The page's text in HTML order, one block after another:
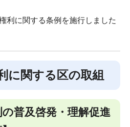
利に関する条例を施行しました
に関する区の取組
普及啓発・理解促進